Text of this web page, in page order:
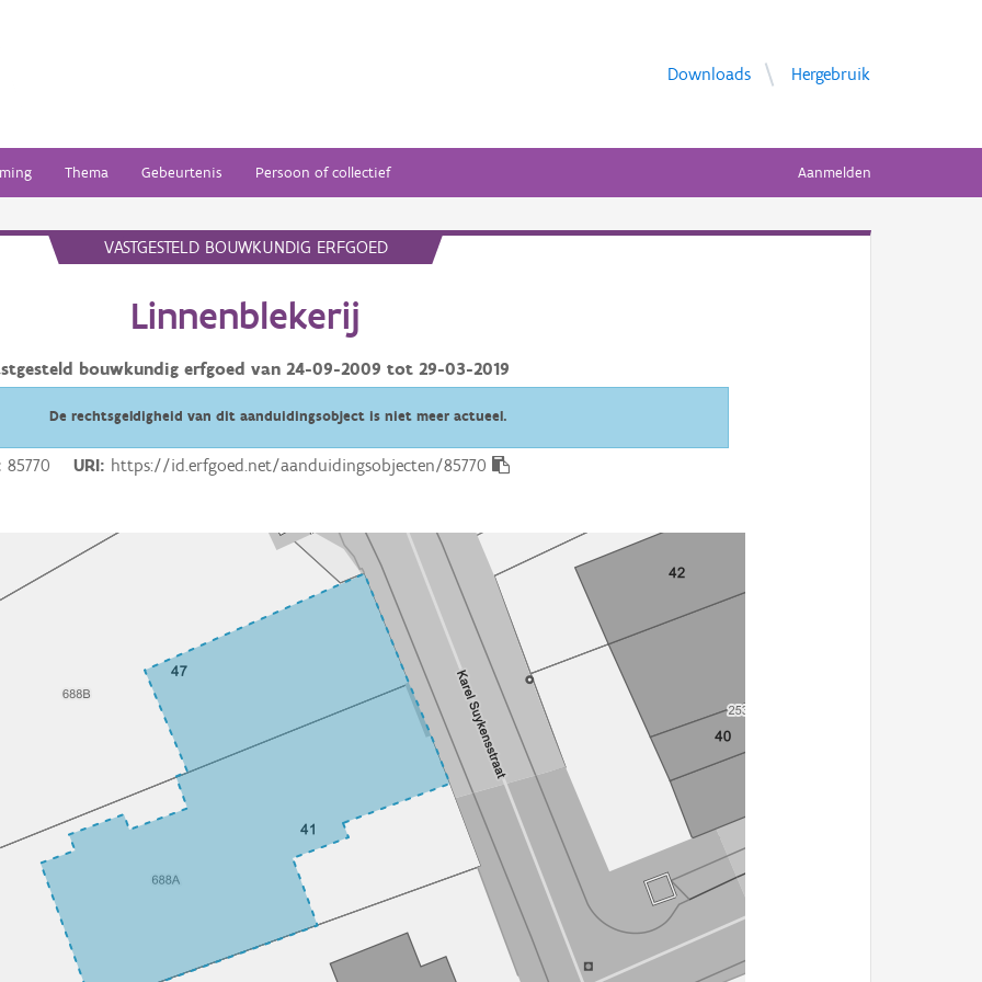
Downloads Hergebruik
Thema Gebeurtenis Persoon of collectief Aanmelden
VASTGESTELD BOUWKUNDIG ERFGOED
Linnenblekerij
bouwkundig erfgoed van 24-09-2009 tot 29-03-2019
De rechtsgeldigheid van dit aanduidingsobject is niet meer actueel.
85770 URI https://id.erfgoed.net/aanduidingsobjecten/85770